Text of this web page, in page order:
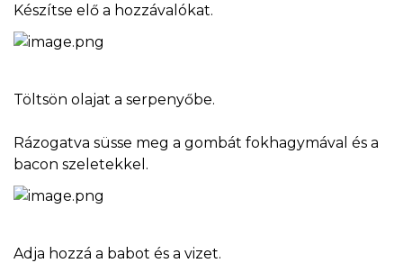
Készítse elő a hozzávalókat.
Töltsön olajat a serpenyőbe.
Rázogatva süsse meg a gombát fokhagymával és a
bacon szeletekkel.
Adja hozzá a babot és a vizet.